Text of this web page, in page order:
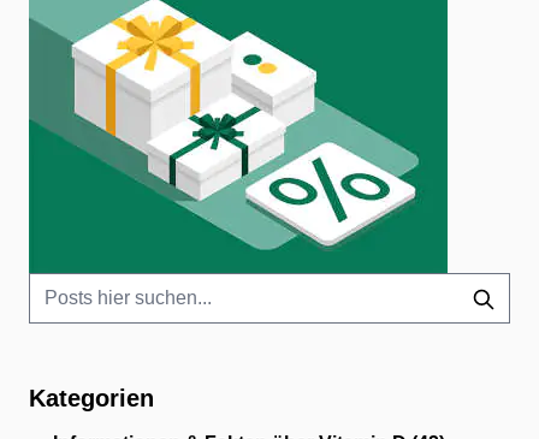
Kategorien